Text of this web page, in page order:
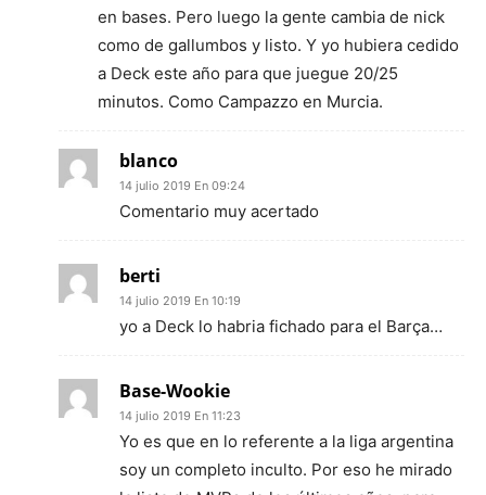
en bases. Pero luego la gente cambia de nick
como de gallumbos y listo. Y yo hubiera cedido
a Deck este año para que juegue 20/25
minutos. Como Campazzo en Murcia.
blanco
14 julio 2019 En 09:24
Comentario muy acertado
berti
14 julio 2019 En 10:19
yo a Deck lo habria fichado para el Barça…
Base-Wookie
14 julio 2019 En 11:23
Yo es que en lo referente a la liga argentina
soy un completo inculto. Por eso he mirado